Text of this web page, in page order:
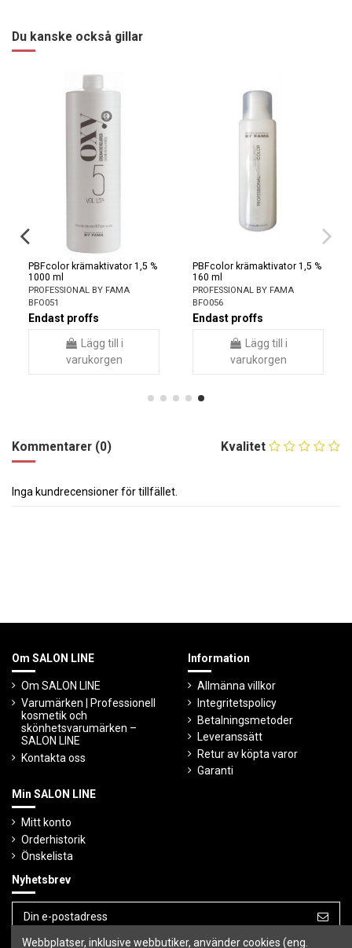
Du kanske också gillar
PBFcolor krämaktivator 1,5 %
1000 ml
PROFESSIONAL BY FAMA
BFO051
Endast proffs
Lägg till i
varukorgen
PBFcolor krämaktivator 1,5 %
160 ml
PROFESSIONAL BY FAMA
BFO056
Endast proffs
Lägg till i
varukorgen
Kvalitet
Kommentarer (0)
Inga kundrecensioner för tillfället.
Om SALON LINE
Om SALON LINE
Varumärken | Professionell
kosmetik och
skönhetsvarumärken –
SALON LINE
Kontakta oss
Information
Allmänna villkor
Integritetspolicy
Betalningsmetoder
Leveranssätt
Retur av köpta varor
Garanti
Min SALON LINE
Mitt konto
Orderhistorik
Önskelista
Nyhetsbrev
Du kan avbryta prenumerationen när som
Webbplatser, inklusive webbutiker, använder cookies (eng.